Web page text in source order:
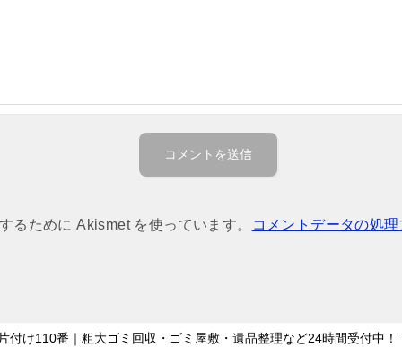
るために Akismet を使っています。
コメントデータの処
付け110番｜粗大ゴミ回収・ゴミ屋敷・遺品整理など24時間受付中！